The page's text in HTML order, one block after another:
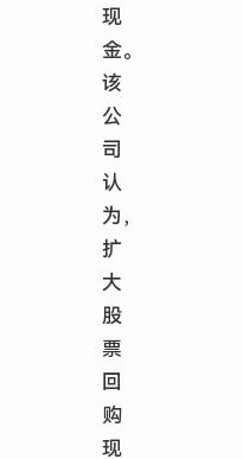
现
金。
该
公
司
认
为，
扩
大
股
票
回
购
现